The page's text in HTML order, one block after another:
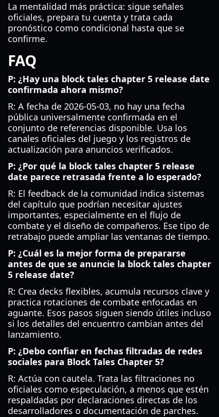
La mentalidad más práctica: sigue señales
oficiales, prepara tu cuenta y trata cada
pronóstico como condicional hasta que se
confirme.
FAQ
P: ¿Hay una block tales chapter 5 release date
confirmada ahora mismo?
R: A fecha de 2026-05-03, no hay una fecha
pública universalmente confirmada en el
conjunto de referencias disponible. Usa los
canales oficiales del juego y los registros de
actualización para anuncios verificados.
P: ¿Por qué la block tales chapter 5 release
date parece retrasada frente a lo esperado?
R: El feedback de la comunidad indica sistemas
del capítulo que podrían necesitar ajustes
importantes, especialmente en el flujo de
combate y el diseño de compañeros. Ese tipo de
retrabajo puede ampliar las ventanas de tiempo.
P: ¿Cuál es la mejor forma de prepararse
antes de que se anuncie la block tales chapter
5 release date?
R: Crea decks flexibles, acumula recursos clave y
practica rotaciones de combate enfocadas en
aguante. Esos pasos siguen siendo útiles incluso
si los detalles del encuentro cambian antes del
lanzamiento.
P: ¿Debo confiar en fechas filtradas de redes
sociales para Block Tales Chapter 5?
R: Actúa con cautela. Trata las filtraciones no
oficiales como especulación, a menos que estén
respaldadas por declaraciones directas de los
desarrolladores o documentación de parches.